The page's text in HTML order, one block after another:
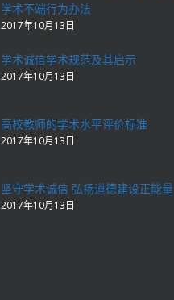
学术不端行为办法
2017年10月13日
学术诚信学术规范及其启示
2017年10月13日
高校教师的学术水平评价标准
2017年10月13日
坚守学术诚信 弘扬道德建设正能量
2017年10月13日